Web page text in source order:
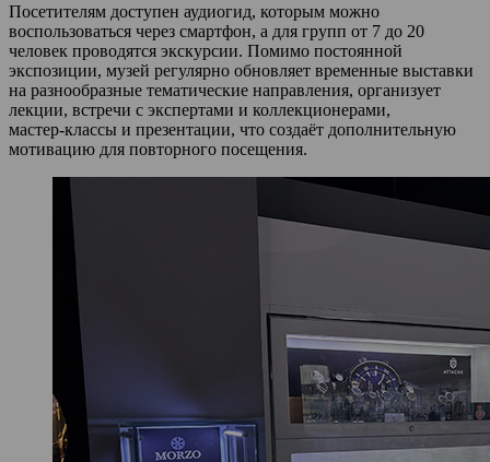
Посетителям доступен аудиогид, которым можно
воспользоваться через смартфон, а для групп от 7 до 20
человек проводятся экскурсии. Помимо постоянной
экспозиции, музей регулярно обновляет временные выставки
на разнообразные тематические направления, организует
лекции, встречи с экспертами и коллекционерами,
мастер‑классы и презентации, что создаёт дополнительную
мотивацию для повторного посещения.